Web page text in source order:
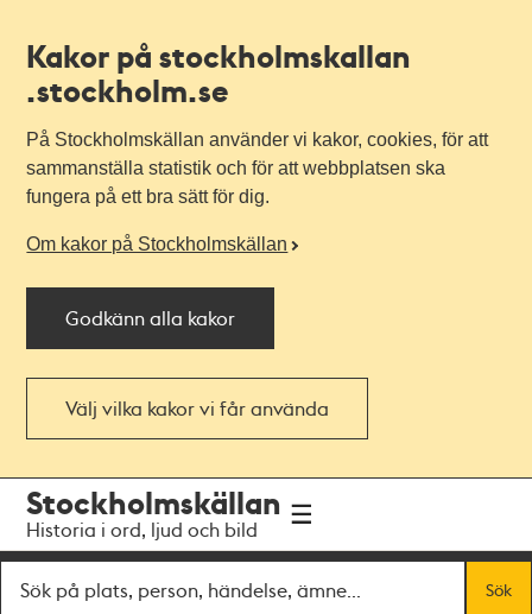
Kakor på stockholmskallan
.stockholm.se
På Stockholmskällan använder vi kakor, cookies, för att
sammanställa statistik och för att webbplatsen ska
fungera på ett bra sätt för dig.
Om kakor på Stockholmskällan
Godkänn alla kakor
Välj vilka kakor vi får använda
navigationen
huvudinnehållet
Stockholmskällan
Historia i ord, ljud och bild
Sök